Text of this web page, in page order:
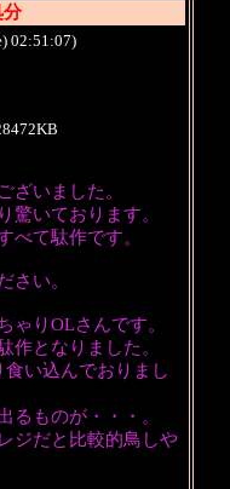
分
02:51:07)
ざいました。
驚いております。
べて駄作です。
さい。
ゃりOLさんです。
作となりました。
い込んでおりまし
るものが・・・。
ジだと比較的鳥しや